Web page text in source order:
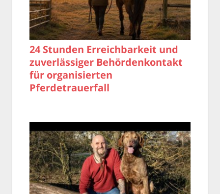
24 Stunden Erreichbarkeit und
zuverlässiger Behördenkontakt
für organisierten
Pferdetrauerfall